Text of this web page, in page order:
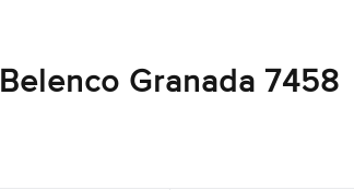
Belenco Granada 7458